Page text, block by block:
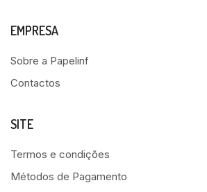
EMPRESA
Sobre a Papelinf
Contactos
SITE
Termos e condições
Métodos de Pagamento